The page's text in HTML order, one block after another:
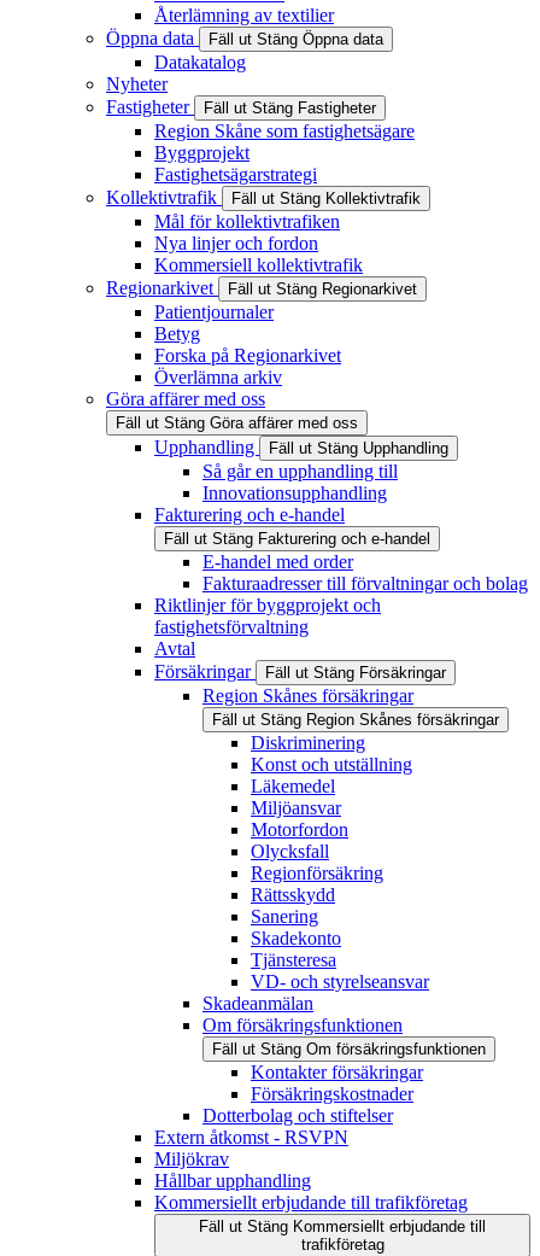
Återlämning av textilier
Öppna data
Fäll ut Stäng Öppna data
Datakatalog
Nyheter
Fastigheter
Fäll ut Stäng Fastigheter
Region Skåne som fastighetsägare
Byggprojekt
Fastighetsägarstrategi
Kollektivtrafik
Fäll ut Stäng Kollektivtrafik
Mål för kollektivtrafiken
Nya linjer och fordon
Kommersiell kollektivtrafik
Regionarkivet
Fäll ut Stäng Regionarkivet
Patientjournaler
Betyg
Forska på Regionarkivet
Överlämna arkiv
Göra affärer med oss
Fäll ut Stäng Göra affärer med oss
Upphandling Fäll ut Stäng Upphandling
Så går en upphandling till
Innovationsupphandling
Fakturering och e-handel
Fäll ut Stäng Fakturering och e-handel
E-handel med order
Fakturaadresser till förvaltningar och bolag
Riktlinjer för byggprojekt och
fastighetsförvaltning
Avtal
Försäkringar
Fäll ut Stäng Försäkringar
Region Skånes försäkringar
Fäll ut Stäng Region Skånes försäkringar
Diskriminering
Konst och utställning
Läkemedel
Miljöansvar
Motorfordon
Olycksfall
Regionförsäkring
Rättsskydd
Sanering
Skadekonto
Tjänsteresa
VD- och styrelseansvar
Skadeanmälan
Om försäkringsfunktionen
Fäll ut Stäng Om försäkringsfunktionen
Kontakter försäkringar
Försäkringskostnader
Dotterbolag och stiftelser
Extern åtkomst - RSVPN
Miljökrav
Hållbar upphandling
Kommersiellt erbjudande till trafikföretag
Fäll ut Stäng Kommersiellt erbjudande till
trafikföretag